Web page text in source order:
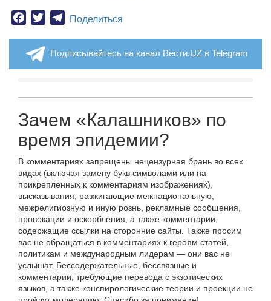
Facebook
TwitterTelegram
Поделиться
Подписывайтесь на канал Вести.UZ в Telegram
Зачем «Калашников» по
время эпидемии?
В комментариях запрещены нецензурная брань во всех
видах (включая замену букв символами или на
прикрепленных к комментариям изображениях),
высказывания, разжигающие межнациональную,
межрелигиозную и иную рознь, рекламные сообщения,
провокации и оскорбления, а также комментарии,
содержащие ссылки на сторонние сайты. Также просим
вас не обращаться в комментариях к героям статей,
политикам и международным лидерам — они вас не
услышат. Бессодержательные, бессвязные и
комментарии, требующие перевода с экзотических
языков, а также конспирологические теории и проекции не